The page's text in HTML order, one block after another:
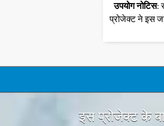
उपयोग नोटिस:
प्रोजेक्ट ने इस
इस प्रोजेक्ट के